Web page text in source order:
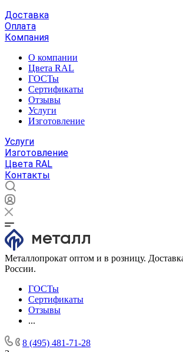
Доставка
Оплата
Компания
О компании
Цвета RAL
ГОСТы
Сертификаты
Отзывы
Услуги
Изготовление
Услуги
Изготовление
Цвета RAL
Контакты
Металлопрокат оптом и в розницу.
России.
ГОСТы
Сертификаты
Отзывы
...
8 (495) 481-71-28